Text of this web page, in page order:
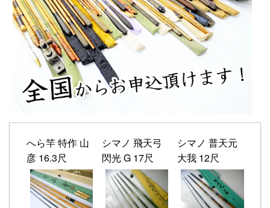
へら竿 特作 山
彦 16.3尺
シマノ 飛天弓
閃光 G 17尺
シマノ 普天元
大我 12尺